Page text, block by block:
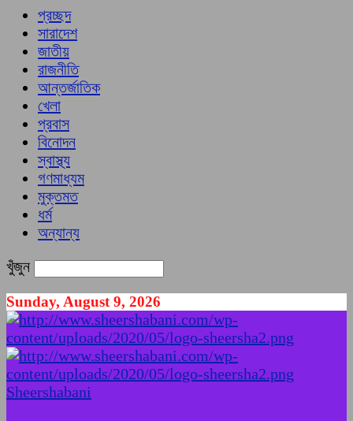
প্রচ্ছদ
সারাদেশ
জাতীয়
রাজনীতি
আন্তর্জাতিক
খেলা
প্রবাস
বিনোদন
স্বাস্থ্য
গণমাধ্যম
মুক্তমত
ধর্ম
অন্যান্য
খুঁজুন
Sunday, August 9, 2026
Sheershabani